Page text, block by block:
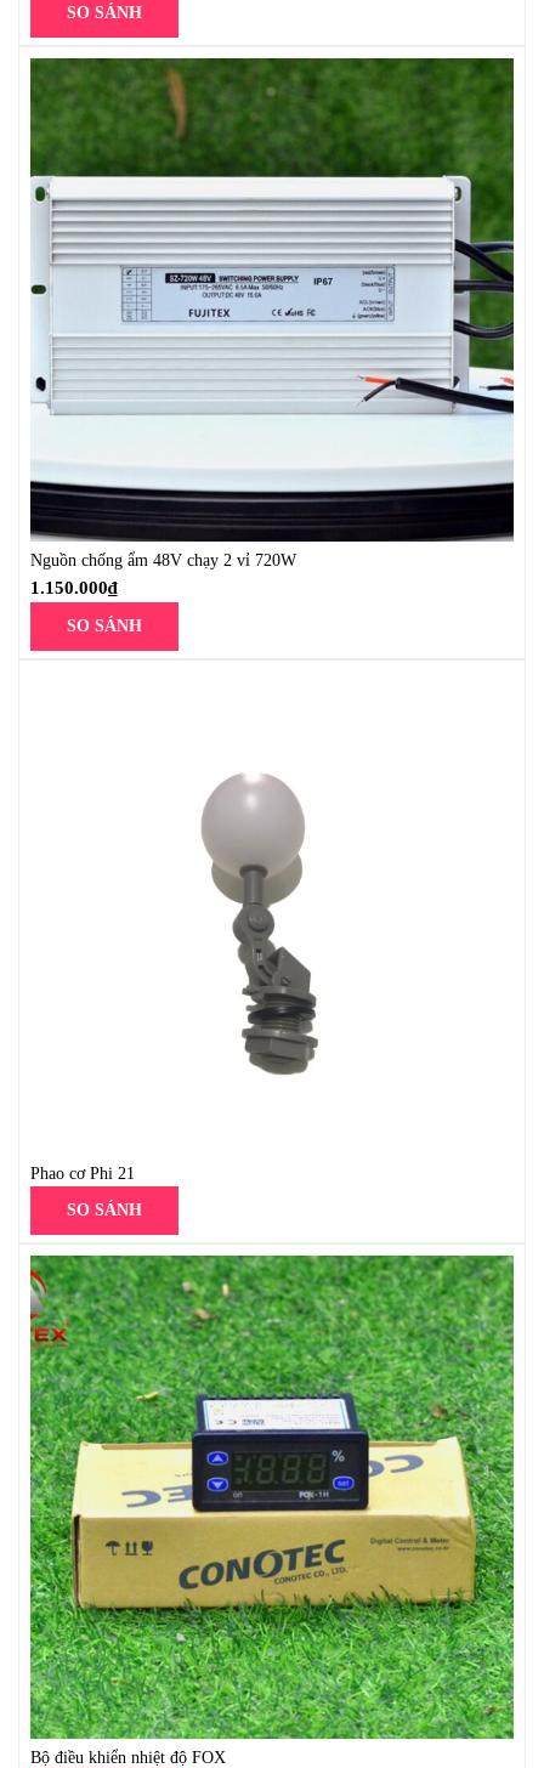
SO SÁNH
Nguồn chống ẩm 48V chạy 2 vỉ 720W
1.150.000₫
SO SÁNH
Phao cơ Phi 21
SO SÁNH
Bộ điều khiển nhiệt độ FOX